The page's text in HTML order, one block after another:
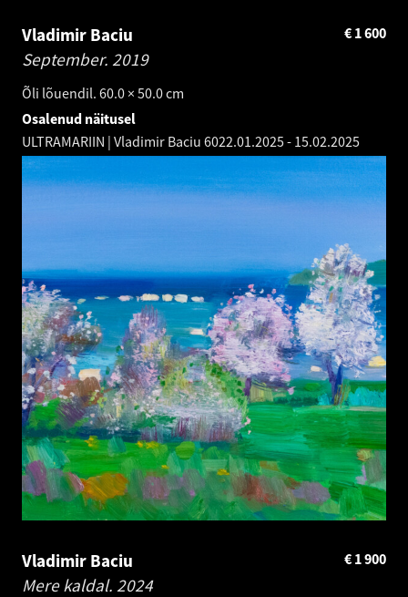
Vladimir Baciu
September. 2019
Õli lõuendil. 60.0 × 50.0 cm
1 600
€
Osalenud näitusel
ULTRAMARIIN | Vladimir Baciu 6022.01.2025- 15.02.2025
Vladimir Baciu
Mere kaldal. 2024
1 900
€